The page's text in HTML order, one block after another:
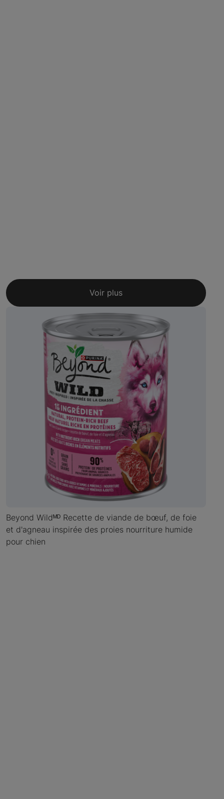
Voir plus
Beyond Wildᴹᴰ Recette de viande de bœuf, de foie
et d'agneau inspirée des proies nourriture humide
pour chien